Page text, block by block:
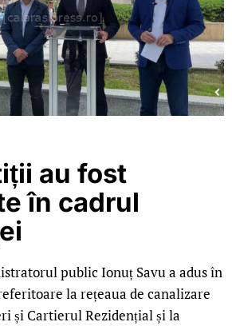
au fost
în cadrul
public Ionuț Savu a adus în
la rețeaua de canalizare
și Cartierul Rezidențial și la